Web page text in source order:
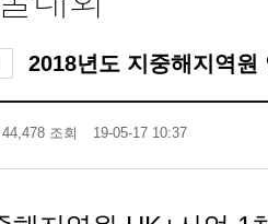
2018년도 지중해지역원
44,478 조회 19-05-17 10:37